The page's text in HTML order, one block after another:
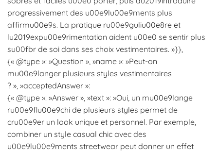
progressivement des u00e9lu00e9ments plus
affirmu00e9s. La pratique ru00e9guliu00e8re et
lu2019expu00e9rimentation aident u00e0 se sentir plus
su00fbr de soi dans ses choix vestimentaires. »}},
{« @type »: »Question », »name »: »Peut-on
mu00e9langer plusieurs styles vestimentaires
? », »acceptedAnswer »:
{« @type »: »Answer », »text »: »Oui, un mu00e9lange
ru00e9flu00e9chi de plusieurs styles permet de
cru00e9er un look unique et personnel. Par exemple,
combiner un style casual chic avec des
u00e9lu00e9ments streetwear peut donner un effet